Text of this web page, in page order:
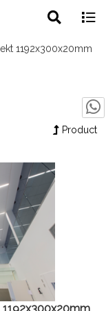
search
1192x300x20mm
Product